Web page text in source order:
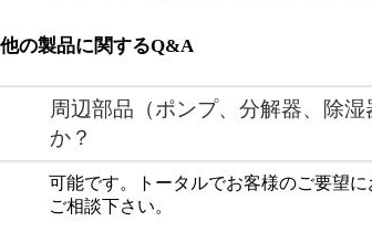
の製品に関するQ&A
周辺部品（ポンプ、分解器、除
か？
可能です。トータルでお客様のご要望
ご相談下さい。